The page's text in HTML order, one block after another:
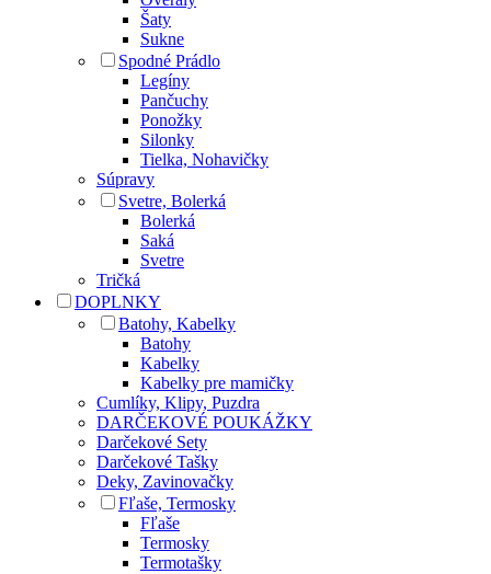
Šaty
Sukne
Spodné Prádlo
Legíny
Pančuchy
Ponožky
Silonky
Tielka, Nohavičky
Súpravy
Svetre, Bolerká
Bolerká
Saká
Svetre
Tričká
DOPLNKY
Batohy, Kabelky
Batohy
Kabelky
Kabelky pre mamičky
Cumlíky, Klipy, Puzdra
DARČEKOVÉ POUKÁŽKY
Darčekové Sety
Darčekové Tašky
Deky, Zavinovačky
Fľaše, Termosky
Fľaše
Termosky
Termotašky